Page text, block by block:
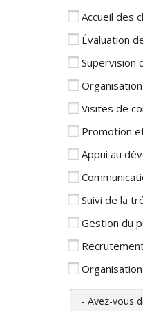
Accueil des
Évaluation
Supervision
Visites de
Promotion
Appui au
Suivi de la
Gestion du
Avez-vous